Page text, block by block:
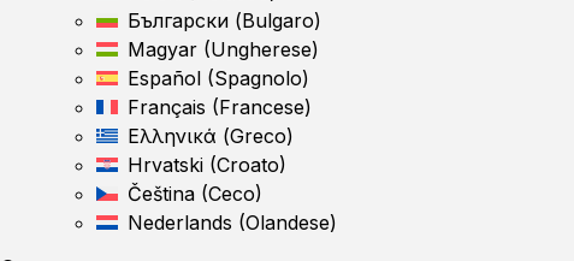
Български (Bulgaro)
Magyar (Ungherese)
Español (Spagnolo)
Français (Francese)
Ελληνικά (Greco)
Hrvatski (Croato)
Čeština (Ceco)
Nederlands (Olandese)